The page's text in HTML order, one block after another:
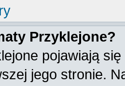
Przyklejone?
pojawiają
jego stronie.